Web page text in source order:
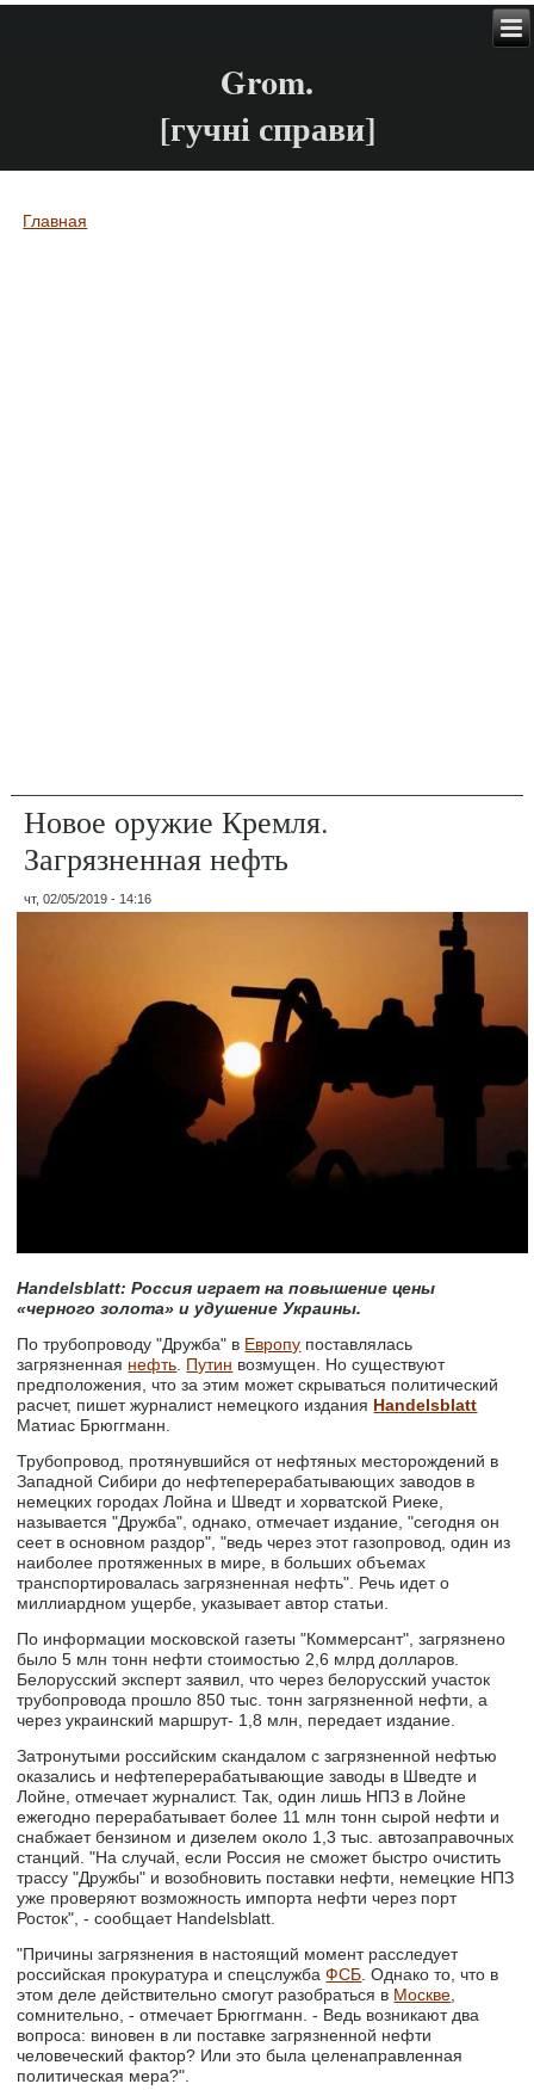
Grom.
[гучні справи]
Вы здесь
Главная
Новое оружие Кремля.
Загрязненная нефть
чт, 02/05/2019 - 14:16
Handelsblatt: Россия играет на повышение цены
«черного золота» и удушение Украины.
По трубопроводу "Дружба" в Европу поставлялась
загрязненная нефть. Путин возмущен. Но существуют
предположения, что за этим может скрываться политический
расчет, пишет журналист немецкого издания Handelsblatt
Матиас Брюггманн.
Трубопровод, протянувшийся от нефтяных месторождений в
Западной Сибири до нефтеперерабатывающих заводов в
немецких городах Лойна и Шведт и хорватской Риеке,
называется "Дружба", однако, отмечает издание, "сегодня он
сеет в основном раздор", "ведь через этот газопровод, один из
наиболее протяженных в мире, в больших объемах
транспортировалась загрязненная нефть". Речь идет о
миллиардном ущербе, указывает автор статьи.
По информации московской газеты "Коммерсант", загрязнено
было 5 млн тонн нефти стоимостью 2,6 млрд долларов.
Белорусский эксперт заявил, что через белорусский участок
трубопровода прошло 850 тыс. тонн загрязненной нефти, а
через украинский маршрут- 1,8 млн, передает издание.
Затронутыми российским скандалом с загрязненной нефтью
оказались и нефтеперерабатывающие заводы в Шведте и
Лойне, отмечает журналист. Так, один лишь НПЗ в Лойне
ежегодно перерабатывает более 11 млн тонн сырой нефти и
снабжает бензином и дизелем около 1,3 тыс. автозаправочных
станций. "На случай, если Россия не сможет быстро очистить
трассу "Дружбы" и возобновить поставки нефти, немецкие НПЗ
уже проверяют возможность импорта нефти через порт
Росток", - сообщает Handelsblatt.
"Причины загрязнения в настоящий момент расследует
российская прокуратура и спецслужбаФСБ. Однако то, что в
этом деле действительно смогут разобраться в Москве,
сомнительно, - отмечает Брюггманн. - Ведь возникают два
вопроса: виновен в ли поставке загрязненной нефти
человеческий фактор? Или это была целенаправленная
политическая мера?".